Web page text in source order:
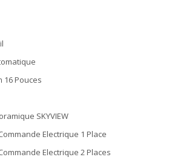
16 Pouces
SKYVIEW
Electrique 1 Place
Electrique 2 Places